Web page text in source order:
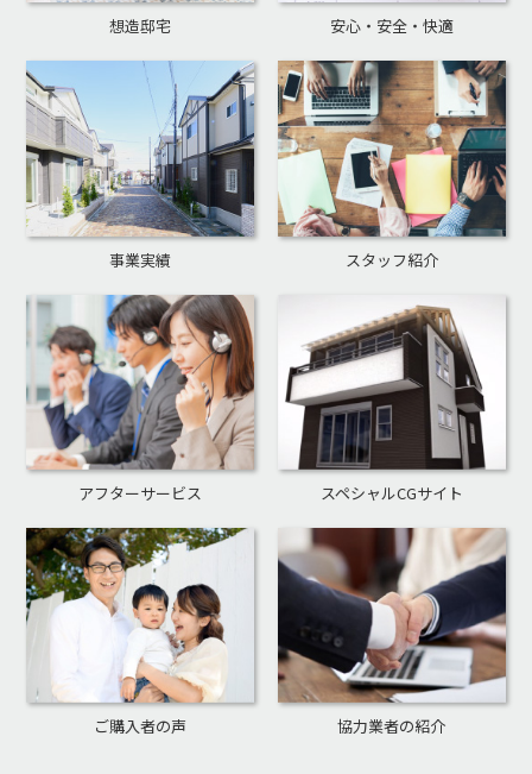
想造邸宅 安心・安全・快適
事業実績 スタッフ紹介
アフターサービス スペシャルCGサイト
ご購入者の声 協力業者の紹介